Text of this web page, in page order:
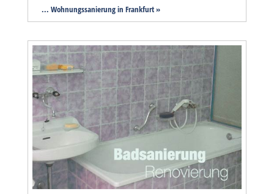
... Wohnungssanierung in Frankfurt »